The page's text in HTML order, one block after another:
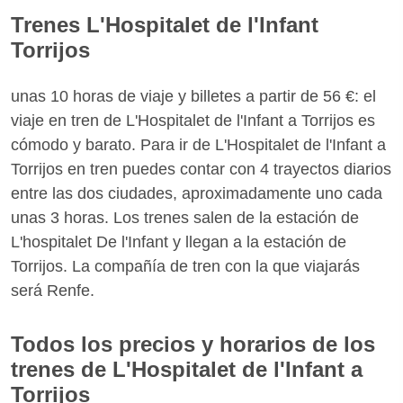
Trenes L'Hospitalet de l'Infant
Torrijos
unas 10 horas de viaje y billetes a partir de 56 €: el
viaje en tren de L'Hospitalet de l'Infant a Torrijos es
cómodo y barato. Para ir de L'Hospitalet de l'Infant a
Torrijos en tren puedes contar con 4 trayectos diarios
entre las dos ciudades, aproximadamente uno cada
unas 3 horas. Los trenes salen de la estación de
L'hospitalet De l'Infant y llegan a la estación de
Torrijos. La compañía de tren con la que viajarás
será Renfe.
Todos los precios y horarios de los
trenes de L'Hospitalet de l'Infant a
Torrijos